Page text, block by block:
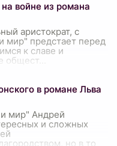
войне из романа
аристократ, с
мир" предстает перед
к славе и
общест
в романе Льва
мир" Андрей
и сложных
но в то